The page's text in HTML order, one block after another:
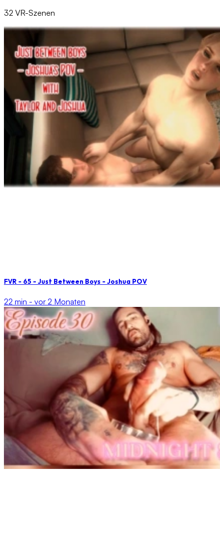
32 VR-Szenen
FVR - 65 - Just Between Boys - Joshua POV
22 min - vor 2 Monaten